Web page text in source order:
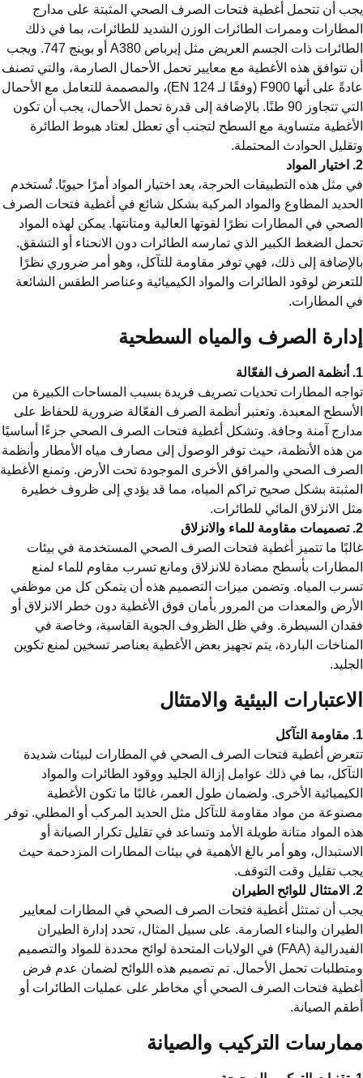
أن تتحمل أغطية فتحات الصرف الصحي المثبتة على مدارج
وممرات الطائرات الوزن الشديد للطائرات، بما في ذلك
الطائرات ذات الجسم العريض مثل إيرباص A380 أو بوينج 747. ويجب
تتوافق هذه الأغطية مع معايير تحمل الأحمال الصارمة، والتي تصنف
عادةً على أنها F900 (وفقًا لـ EN 124)، والمصممة للتعامل مع الأحمال
التي تتجاوز 90 طنًا. بالإضافة إلى قدرة تحمل الأحمال، يجب أن تكون
متساوية مع السطح لتجنب أي تعطل لعتاد هبوط الطائرة
الحوادث المحتملة.
مثل هذه التطبيقات الحرجة، يعد اختيار المواد أمرًا حيويًا. تُستخدم
المطاوع والمواد المركبة بشكل شائع في أغطية فتحات الصرف
في المطارات نظرًا لقوتها العالية ومتانتها. يمكن لهذه المواد
الضغط الكبير الذي تمارسه الطائرات دون الانحناء أو التشقق.
إلى ذلك، فهي توفر مقاومة للتآكل، وهو أمر ضروري نظرًا
لوقود الطائرات والمواد الكيميائية وعناصر الطقس الشائعة
المطارات.
الصرف والمياه السطحية
المطارات تحديات تصريف فريدة بسبب المساحات الكبيرة من
المعبدة. وتعتبر أنظمة الصرف الفعّالة ضرورية للحفاظ على
آمنة وجافة. وتشكل أغطية فتحات الصرف الصحي جزءًا أساسيًا
هذه الأنظمة، حيث توفر الوصول إلى مصارف مياه الأمطار وأنظمة
الصحي والمرافق الأخرى الموجودة تحت الأرض. وتمنع الأغطية
بشكل صحيح تراكم المياه، مما قد يؤدي إلى ظروف خطيرة
الانزلاق المائي للطائرات.
ما تتميز أغطية فتحات الصرف الصحي المستخدمة في بيئات
بأسطح مضادة للانزلاق ومانع تسرب مقاوم للماء لمنع
المياه. وتضمن ميزات التصميم هذه أن يتمكن كل من موظفي
والمعدات من المرور بأمان فوق الأغطية دون خطر الانزلاق أو
السيطرة. وفي ظل الظروف الجوية القاسية، وخاصة في
الباردة، يتم تجهيز بعض الأغطية بعناصر تسخين لمنع تكوين
البيئية والامتثال
أغطية فتحات الصرف الصحي في المطارات لبيئات شديدة
بما في ذلك عوامل إزالة الجليد ووقود الطائرات والمواد
الأخرى. ولضمان طول العمر، غالبًا ما تكون الأغطية
من مواد مقاومة للتآكل مثل الحديد المركب أو المطلي. توفر
المواد متانة طويلة الأمد وتساعد في تقليل تكرار الصيانة أو
وهو أمر بالغ الأهمية في بيئات المطارات المزدحمة حيث
تقليل وقت التوقف.
أن تمتثل أغطية فتحات الصرف الصحي في المطارات لمعايير
والبناء الصارمة. على سبيل المثال، تحدد إدارة الطيران
الفيدرالية (FAA) في الولايات المتحدة لوائح محددة للمواد والتصميم
تحمل الأحمال. تم تصميم هذه اللوائح لضمان عدم فرض
فتحات الصرف الصحي أي مخاطر على عمليات الطائرات أو
الصيانة.
التركيب والصيانة